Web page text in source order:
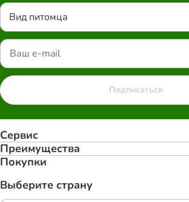
Вид питомца
Подписаться
Сервис
Преимуществa
Покупки
Выберите страну